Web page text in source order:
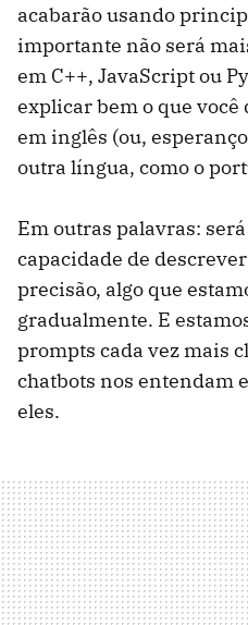
acabarão usando
importante não será
em C++, JavaScript ou
explicar bem o que
em inglês (ou,
outra língua, como o
Em outras palavras:
capacidade de
precisão, algo que
gradualmente. E
prompts cada vez mais
chatbots nos entendam
eles.